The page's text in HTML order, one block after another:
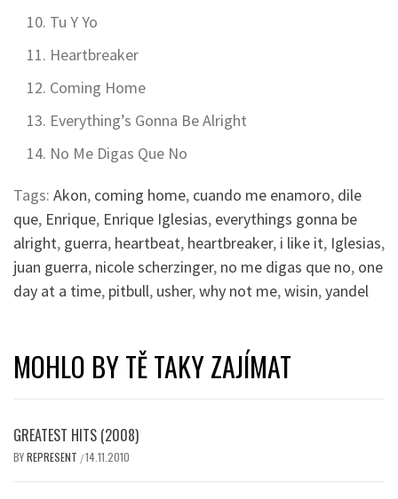
Tu Y Yo
Heartbreaker
Coming Home
Everything’s Gonna Be Alright
No Me Digas Que No
Tags: Akon, coming home, cuando me enamoro, dile
que, Enrique, Enrique Iglesias, everythings gonna be
alright, guerra, heartbeat, heartbreaker, i like it, Iglesias,
juan guerra, nicole scherzinger, no me digas que no, one
day at a time, pitbull, usher,why not me,wisin,yandel
MOHLO BY TĚ TAKY ZAJÍMAT
GREATEST HITS (2008)
BYREPRESENT /14.11.2010